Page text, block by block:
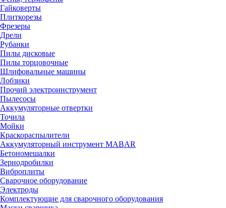
Гайковерты
Плиткорезы
Фрезеры
Дрели
Рубанки
Пилы дисковые
Пилы торцовочные
Шлифовальные машины
Лобзики
Прочий электроинструмент
Пылесосы
Аккумуляторные отвертки
Точила
Мойки
Краскораспылители
Аккумуляторный инструмент MABAR
Бетономешалки
Зернодробилки
Виброплиты
Сварочное оборудование
Электроды
Комплектующие для сварочного оборудования